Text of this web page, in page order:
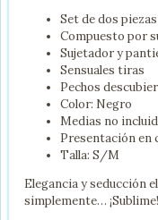
Set de dos piezas
Compuesto por
Sujetador y
Sensuales tiras
Pechos
Color: Negro
Medias no
Presentación en
Talla: S/M
Elegancia y seducción
simplemente… ¡Sublime!